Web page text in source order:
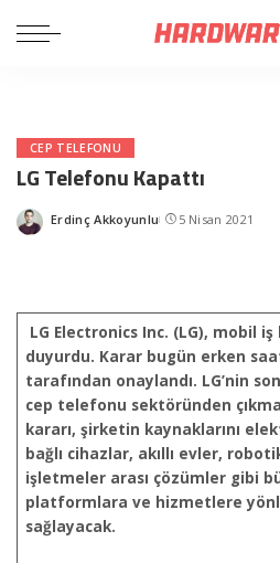
CEP TELEFONU
LG Telefonu Kapattı
Posted
Erdinç Akkoyunlu 5 Nisan 2021
LG Electronics Inc. (LG), mobil
duyurdu. Karar bugün erken
tarafından onaylandı. LG’nin
cep telefonu sektöründen
kararı, şirketin kaynaklarını
bağlı cihazlar, akıllı evler,
işletmeler arası çözümler gibi
platformlara ve hizmetlere
sağlayacak.